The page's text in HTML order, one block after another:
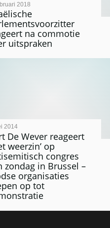
na commotie
uitspraken
2018
De Wever reageert
weerzin’ op
congres
zondag in Brussel –
organisaties
op tot
2014